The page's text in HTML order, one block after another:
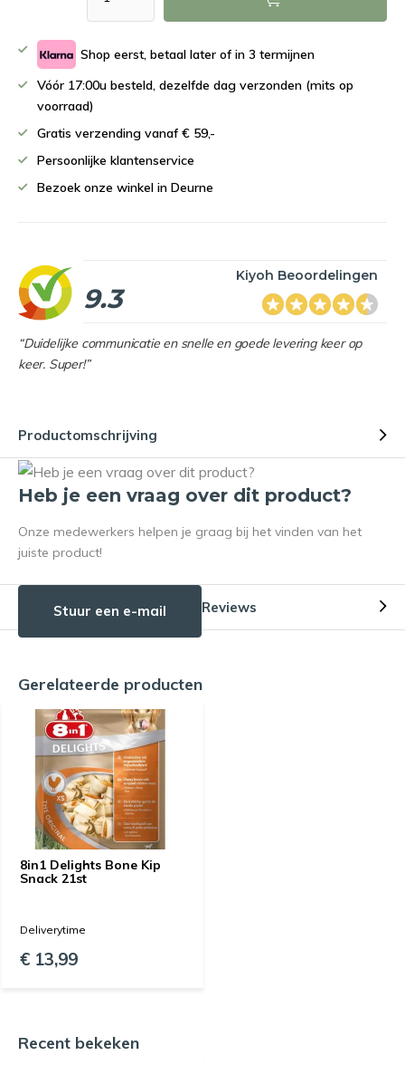
Shop eerst, betaal later of in 3 termijnen
Vóór 17:00u besteld, dezelfde dag verzonden (mits op
voorraad)
Gratis verzending vanaf € 59,-
Persoonlijke klantenservice
Bezoek onze winkel in Deurne
9.3
Kiyoh Beoordelingen
“Duidelijke communicatie en snelle en goede levering keer op
keer. Super!”
Productomschrijving
Heb je een vraag over dit product?
Onze medewerkers helpen je graag bij het vinden van het
juiste product!
Stuur een e-mail Reviews
Gerelateerde producten
8in1 Delights Bone Kip
Snack 21st
Deliverytime
€ 13,99
Recent bekeken